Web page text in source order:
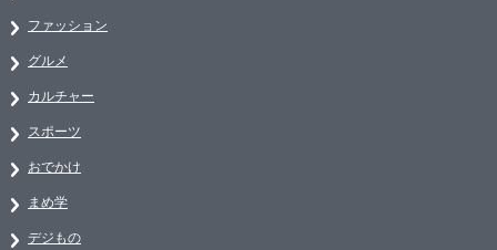
ファッション
グルメ
カルチャー
スポーツ
おでかけ
まめ学
デジもの